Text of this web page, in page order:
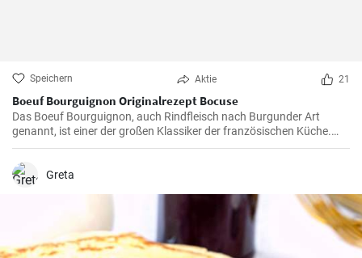
Speichern Aktie 21
Boeuf Bourguignon Originalrezept Bocuse
Das Boeuf Bourguignon, auch Rindfleisch nach Burgunder Art
genannt, ist einer der großen Klassiker der französischen Küche.
Das Rezept stammt aus dem Burgund, der Heimat des berühmten
gleichnamigen Rotweins, wo das Rindfleisch langsam gegart wird.
Greta